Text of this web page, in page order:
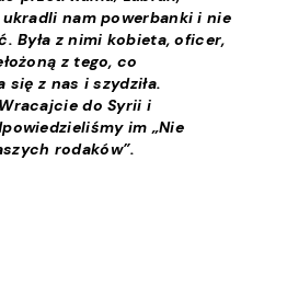
nam powerbanki i nie
Była z nimi kobieta, oficer,
z tego, co
się z nas i szydziła.
do Syrii i
im „Nie
rodaków”.